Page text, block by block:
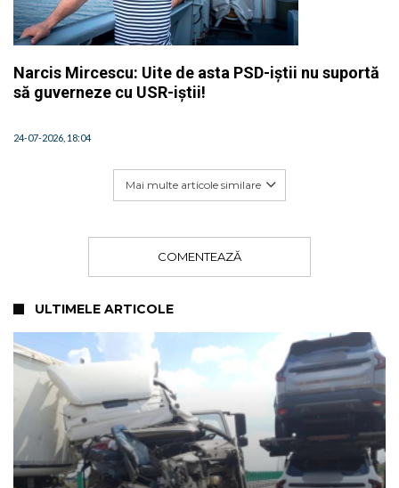
Narcis Mircescu: Uite de asta PSD-iștii nu suportă
să guverneze cu USR-iștii!
24-07-2026, 18:04
Mai multe articole similare
COMENTEAZĂ
ULTIMELE ARTICOLE